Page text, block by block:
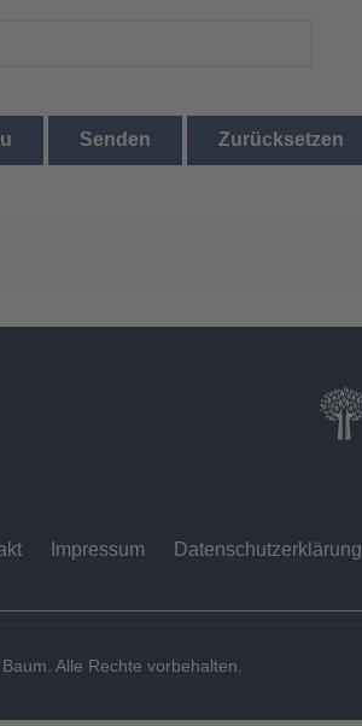
Senden Zurücksetzen
Impressum Datenschutzerklärung
Alle Rechte vorbehalten.